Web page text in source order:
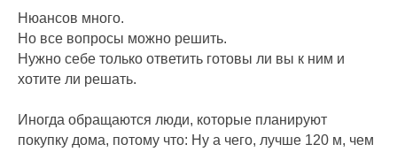
Нюансов много.
Но все вопросы можно решить.
Нужно себе только ответить готовы ли вы к ним и
хотите ли решать.
Иногда обращаются люди, которые планируют
покупку дома, потому что: Ну а чего, лучше 120 м, чем